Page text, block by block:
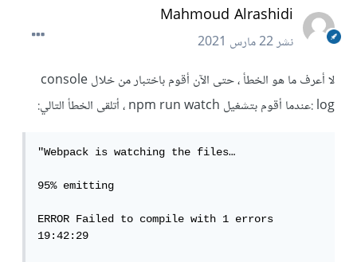
Mahmoud Alrashidi
نشر22 مارس 2021
لا أعرف ما هو الخطأ ، حتى الآن أقوم باختبار من خلال console
log :عندما أقوم بتشغيل npm run watch ، أتلقى الخطأ التالي:
"Webpack is watching the files…
95% emitting
ERROR Failed to compile with 1 errors
19:42:29